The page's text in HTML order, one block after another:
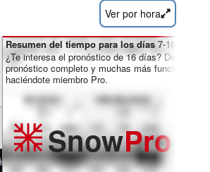
Ver por hora
Resumen del tiempo para los días 7-16:
¿Te interesa el pronóstico de 16 días?
pronóstico completo y muchas más funciones
haciéndote miembro Pro.
SnowPro